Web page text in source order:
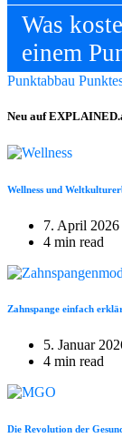
Was
einem
Punktabbau
Neu auf
Wellness und
7. April 2026
4 min read
Zahnspange einfach
5. Januar
4 min read
Die Revolution der